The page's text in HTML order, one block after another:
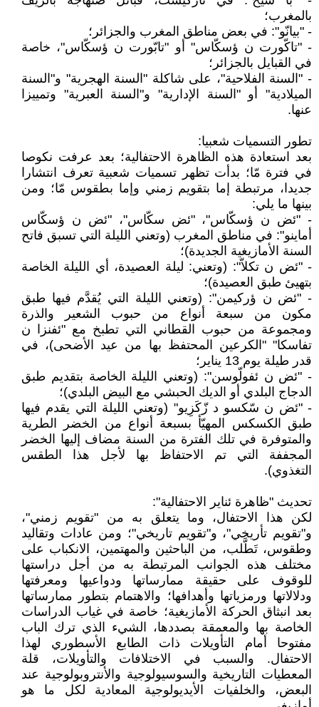
بالمغرب؛
- "بيانّو": في بعض مناطق المغرب والجزائر؛
- "تاكّورت ن ؤسكّاس" أو "تابّورت ن ؤسكّاس"، خاصة
في القبايل بالجزائر؛
- "السنة الفلاحية"، على شاكلة "السنة الهجرية" و"السنة
الميلادية" أو "السنة الإدارية" و"السنة العبرية" وتمييزا
عنها.
تطور التسميات شعبيا:
بعد استعادة هذه الظاهرة الاحتفالية؛ بعد عرفت نكوصا
في فترة مّا؛ بدأت تظهر تسميات شعبية تعرف انتشارا
جديدا، مرتبطة إما بتقويم زمني وإما بطقوس مّا؛ ومن
بينها ما يلي:
- "ئض ن ؤسكّاس"، "ئض سكّاس"، "ئض ن ؤسكّاس
أماينو": في مناطق المغرب (وتعني الليلة التي تسبق فاتح
السنة الأمازيغية الجديدة)؛
- "ئض ن تكلاّ": (وتعني: ليلة العصيدة، أي الليلة الخاصة
بتهيئ طبق العصيدة)؛
- "ئض ن ؤركيمن": (وتعني الليلة التي يُقدَّم فيها طبق
مكون من سبعة أنواع من حبوب الشعير والذرة
ومجموعة من حبوب القطاني التي تطبخ مع "ئفنزا ن
تفاسكا" "الكرعين المحتفظ بها من عيد الأضحى)، في
قدر طيلة يوم 13 يناير؛
- "ئض ن ئفولّوسن": (وتعني الليلة الخاصة بتقديم طبق
الدجاج البلدي أو الديك الحبشي مع البيض البلدي)؛
- "ئض ن سّكسو د زّكَزِيو" (وتعني الليلة التي يقدم فيها
طبق الكسكس المهيّأ بسبعة أنواع من الخضر الطرية
والمتوفرة في تلك الفترة من السنة مضاف إليها الخضر
المجففة التي تم الاحتفاظ بها لأجل هذا الطقس
التغذوي).
تحديث "ظاهرة ئناير الاحتفالية":
لكن هذا الاحتفال، وما يتعلق به من "تقويم زمني"،
و"تقويم تأريخي"، و"تقويم تاريخي"؛ ومن عادات وتقاليد
وطقوس، تَطَّلب، من الباحثين والمهتمين، الانكباب على
مختلف هذه الجوانب المرتبطة به من أجل دراستها
للوقوف على حقيقة ممارساتها ودواعيها ومعرفتها
ودلالاتها ورمزياتها وأهدافها؛ والاهتمام بتطور ممارساتها
بعد انبثاق الحركة الأمازيغية؛ خاصة في غياب الدراسات
الخاصة بها والمعمقة بصددها، الشيء الذي ترك الباب
مفتوحا أمام التأويلات ذات الطابع الأسطوري لهذا
الاحتفال. والسبب في الاختلافات والتأويلات، قلة
المعطيات التاريخية والسوسيولوجية والأنتروبولوجية عند
البعض، والخلفيات الأيديولوجية المعادية لكل ما هو